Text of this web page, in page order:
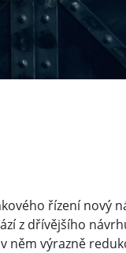
řízení nový
z dřívějšího
něm výrazně